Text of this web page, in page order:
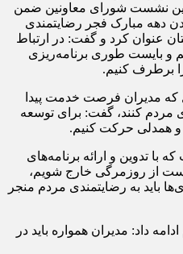
، دکتر احمد کرمی شامگاه
۱۴۰۳، در اولین نشست شورای معاونین ضمن
دهه مبارک فجر رضایتمندی
عنوان کرد و گفت: در ارتباط
و بایست طوری برنامه‌ریزی
که مدیران فرصت خدمت پیدا
مردم کنند، گفت: برای توسعه
که با تدوین و ارائه برنامه‌های
از روزمرگی خارج شویم،
باید به رضایتمندی مردم منجر
داد: مدیران همواره باید در